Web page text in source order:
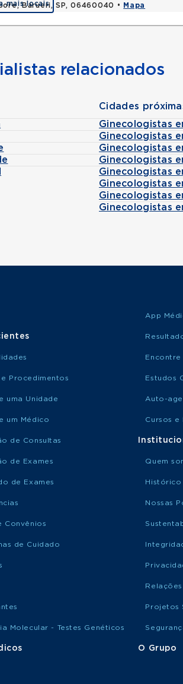
Barueri, SP, 06460040 • Mapa
mais locais
relacionados
Cidades
Ginecologistas
Ginecologistas
Ginecologistas
Ginecologistas
Ginecologistas
Ginecologistas
Ginecologistas
Ginecologistas
e Procedimentos
uma Unidade
um Médico
de Consultas
de Exames
de Exames
Convênios
de Cuidado
Molecular - Testes Genéticos
App
Encontre
Estudos
Auto-
Cursos e
Quem
Histórico
Nossas
Projetos
O Grupo